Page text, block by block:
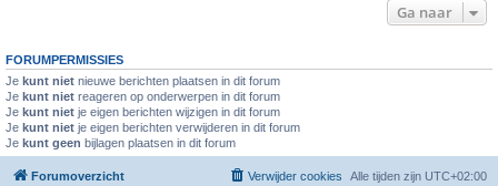
Ga naar
FORUMPERMISSIES
Je kunt niet nieuwe berichten plaatsen in dit forum
Je kunt niet reageren op onderwerpen in dit forum
Je kunt niet je eigen berichten wijzigen in dit forum
Je kunt niet je eigen berichten verwijderen in dit forum
Je kunt geen bijlagen plaatsen in dit forum
Forumoverzicht Alle tijden zijn UTC+02:00
Verwijder cookies